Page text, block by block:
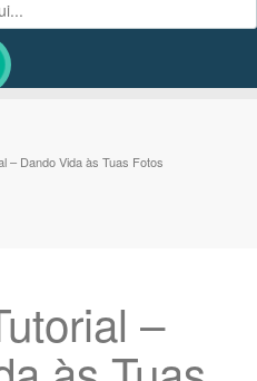
– Dando Vida às Tuas Fotos
–